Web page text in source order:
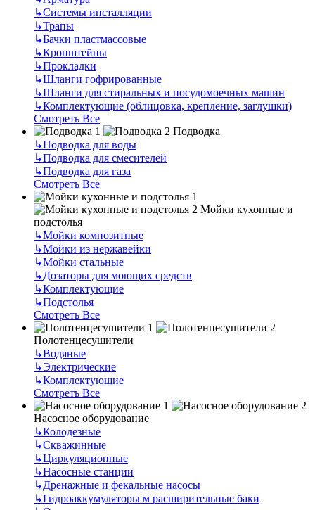
↳Системы инсталляции
↳Трапы
↳Бачки пластмассовые
↳Кронштейны
↳Прокладки
↳Шланги гофрированные
↳Шланги для стиральных и посудомоечных машин
↳Комплектующие (облицовка, крепление, заглушки)
Смотреть Все
Подводка
↳Подводка для воды
↳Подводка для смесителей
↳Подводка для газа
Смотреть Все
Мойки кухонные и
подстолья
↳Мойки композитные
↳Мойки из нержавейки
↳Мойки стальные
↳Дозаторы для моющих средств
↳Комплектующие
↳Подстолья
Смотреть Все
Полотенцесушители
↳Водяные
↳Электрические
↳Комплектующие
Смотреть Все
Насосное оборудование
↳Колодезные
↳Скважинные
↳Циркуляционные
↳Насосные станции
↳Дренажные и фекальные насосы
↳Гидроаккумуляторы м расширительные баки